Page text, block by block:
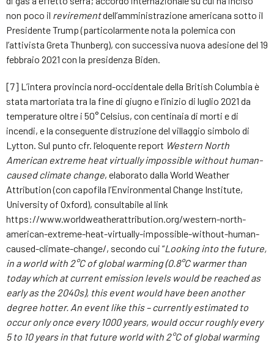
non poco il revirementdell’amministrazione americana sotto il
Presidente Trump (particolarmente nota la polemica con
l’attivista Greta Thunberg), con successiva nuova adesione del 19
febbraio 2021 con la presidenza Biden.
[7] L’intera provincia nord-occidentale della British Columbia è
stata martoriata tra la fine di giugno e l’inizio di luglio 2021 da
temperature oltre i 50° Celsius, con centinaia di morti e di
incendi, e la conseguente distruzione del villaggio simbolo di
Lytton. Sul punto cfr. l’eloquente report Western North
American extreme heat virtually impossible without human-
caused climate change, elaborato dalla World Weather
Attribution (con capofila l’Environmental Change Institute,
University of Oxford), consultabile al link
https://www.worldweatherattribution.org/western-north-
american-extreme-heat-virtually-impossible-without-human-
caused-climate-change/, secondo cui “Looking into the future,
in a world with 2°C of global warming (0.8°C warmer than
today which at current emission levels would be reached as
early as the 2040s), this event would have been another
degree hotter. An event like this – currently estimated to
occur only once every 1000 years, would occur roughly every
5 to 10 years in that future world with 2°C of global warming